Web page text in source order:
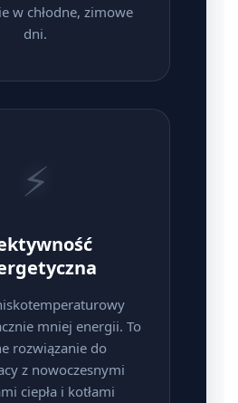
w chłodne, zimowe
dni.
⚡
mniej energii. To
rozwiązanie do
z nowoczesnymi
ciepła i kotłami